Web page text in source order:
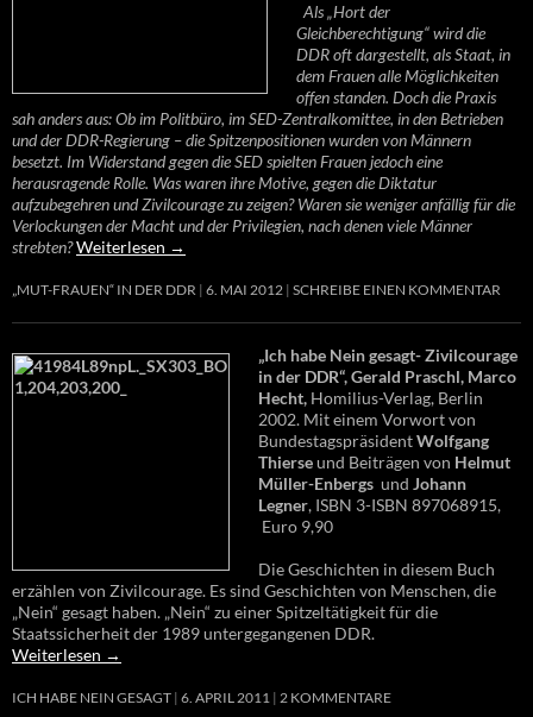
Als „Hort der
Gleichberechtigung“ wird die
DDR oft dargestellt, als Staat, in
dem Frauen alle Möglichkeiten
offen standen. Doch die Praxis
sah anders aus: Ob im Politbüro, im SED-Zentralkomittee, in den Betrieben
und der DDR-Regierung – die Spitzenpositionen wurden von Männern
besetzt. Im Widerstand gegen die SED spielten Frauen jedoch eine
herausragende Rolle. Was waren ihre Motive, gegen die Diktatur
aufzubegehren und Zivilcourage zu zeigen? Waren sie weniger anfällig für die
Verlockungen der Macht und der Privilegien, nach denen viele Männer
strebten?Weiterlesen →
„MUT-FRAUEN“ IN DER DDR 6. MAI 2012 SCHREIBE EINEN KOMMENTAR
„Ich habe Nein gesagt- Zivilcourage
in der DDR“, Gerald Praschl, Marco
Hecht, Homilius-Verlag, Berlin
2002. Mit einem Vorwort von
BundestagspräsidentWolfgang
Thierseund Beiträgen von Helmut
Müller-Enbergs und Johann
Legner, ISBN 3-ISBN 897068915,
Euro 9,90
Die Geschichten in diesem Buch
erzählen von Zivilcourage. Es sind Geschichten von Menschen, die
„Nein“ gesagt haben. „Nein“ zu einer Spitzeltätigkeit für die
Staatssicherheit der 1989 untergegangenen DDR.
Weiterlesen →
ICH HABE NEIN GESAGT 6. APRIL 2011 2 KOMMENTARE